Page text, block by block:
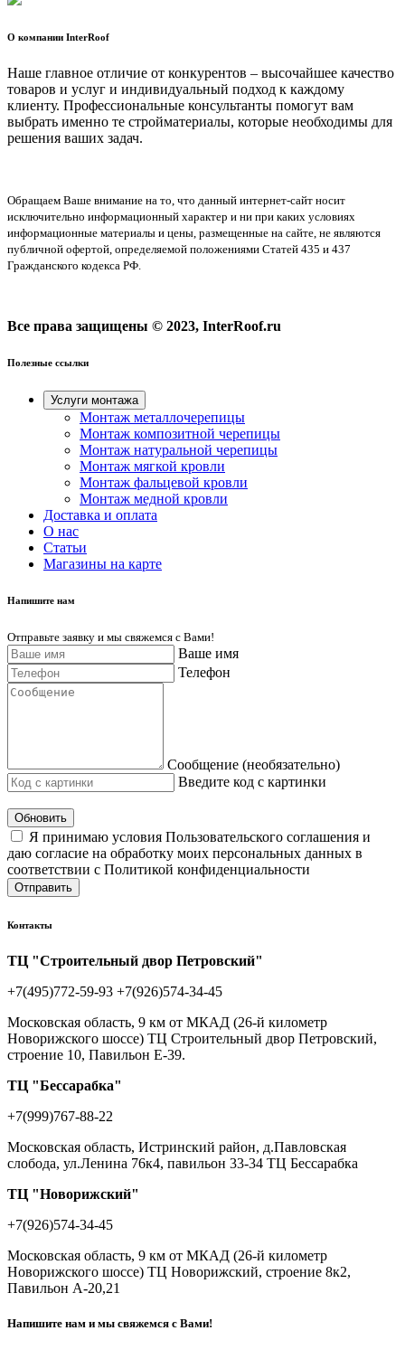
О компании InterRoof
Наше главное отличие от конкурентов – высочайшее качество
товаров и услуг и индивидуальный подход к каждому
клиенту. Профессиональные консультанты помогут вам
выбрать именно те стройматериалы, которые необходимы для
решения ваших задач.
Обращаем Ваше внимание на то, что данный интернет-сайт носит
исключительно информационный характер и ни при каких условиях
информационные материалы и цены, размещенные на сайте, не являются
публичной офертой, определяемой положениями Статей 435 и 437
Гражданского кодекса РФ.
Все права защищены © 2023, InterRoof.ru
Полезные ссылки
Услуги монтажа
Монтаж металлочерепицы
Монтаж композитной черепицы
Монтаж натуральной черепицы
Монтаж мягкой кровли
Монтаж фальцевой кровли
Монтаж медной кровли
Доставка и оплата
О нас
Cтатьи
Магазины на карте
Напишите нам
Отправьте заявку и мы свяжемся с Вами!
Ваше имя
Телефон
Сообщение (необязательно)
Введите код с картинки
Обновить
Я принимаю условия Пользовательского соглашения и
даю согласие на обработку моих персональных данных в
соответствии с Политикой конфиденциальности
Отправить
Контакты
ТЦ "Строительный двор Петровский"
+7(495)772-59-93 +7(926)574-34-45
Московская область, 9 км от МКАД (26-й километр
Новорижского шоссе) ТЦ Строительный двор Петровский,
строение 10, Павильон Е-39.
ТЦ "Бессарабка"
+7(999)767-88-22
Московская область, Истринский район, д.Павловская
слобода, ул.Ленина 76к4, павильон 33-34 ТЦ Бессарабка
ТЦ "Новорижский"
+7(926)574-34-45
Московская область, 9 км от МКАД (26-й километр
Новорижского шоссе) ТЦ Новорижский, строение 8к2,
Павильон А-20,21
Напишите нам и мы свяжемся с Вами!